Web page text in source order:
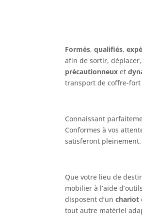
Formés,qualifiés,
afin de sortir,
précautionneux et
transport de coffre-
Connaissant
Conformes à vos
satisferont pleinement.
Que votre lieu de
mobilier à l’aide
disposent d’un chariot
tout autre matériel